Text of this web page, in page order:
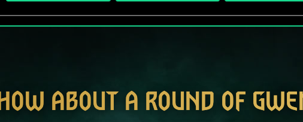
HOW ABOUT A ROUND OF